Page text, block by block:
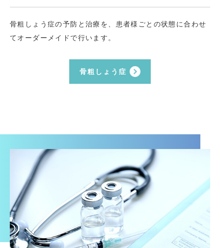
骨粗しょう症の予防と治療を、患者様ごとの状態に合わせ
てオーダーメイドで行います。
骨粗しょう症